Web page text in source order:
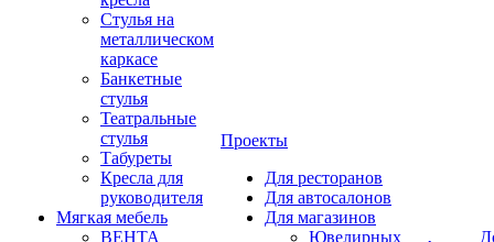
Стулья на
металлическом
каркасе
Банкетные
стулья
Театральные
стулья
Табуреты
Кресла для
руководителя
Мягкая мебель
ВЕНТА
Проекты
Для ресторанов
Для автосалонов
Для магазинов
Ювелирных